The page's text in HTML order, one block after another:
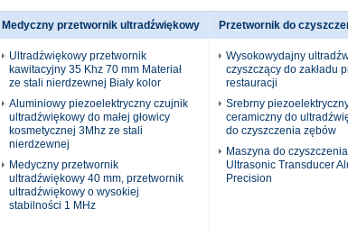
Medyczny przetwornik ultradźwiękowy
Ultradźwiękowy przetwornik
kawitacyjny 35 Khz 70 mm Materiał
ze stali nierdzewnej Biały kolor
Aluminiowy piezoelektryczny czujnik
ultradźwiękowy do małej głowicy
kosmetycznej 3Mhz ze stali
nierdzewnej
Medyczny przetwornik
ultradźwiękowy 40 mm, przetwornik
ultradźwiękowy o wysokiej
stabilności 1 MHz
Przetwornik do
Wysokowydajny
czyszczący do zakładu
restauracji
Srebrny
ceramiczny do
do czyszczenia zębów
Maszyna do
Ultrasonic Transducer
Precision